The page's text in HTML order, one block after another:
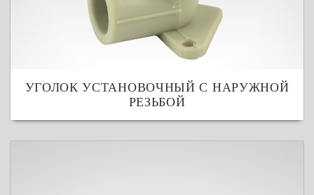
УГОЛОК УСТАНОВОЧНЫЙ С НАРУЖНОЙ
РЕЗЬБОЙ